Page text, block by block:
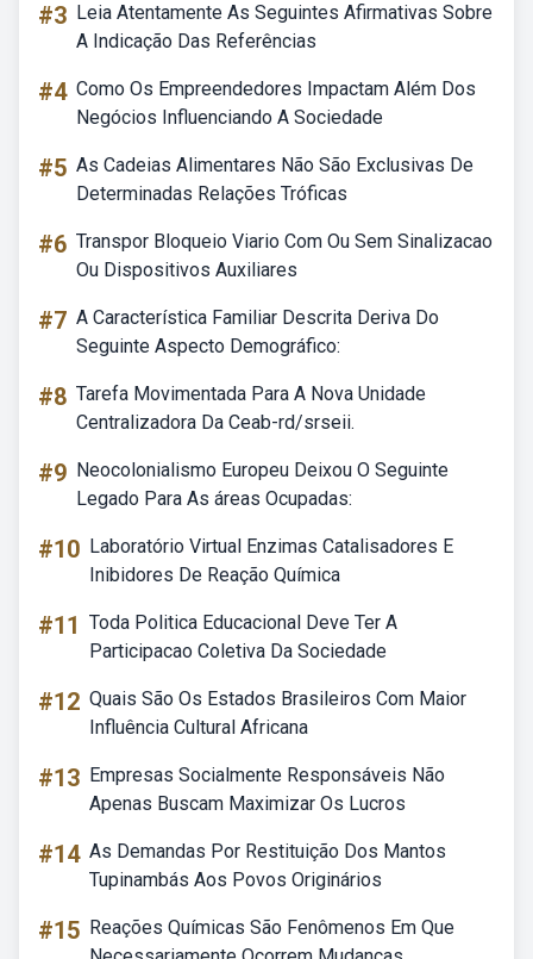
#3 Leia Atentamente As Seguintes Afirmativas Sobre
A Indicação Das Referências
#4 Como Os Empreendedores Impactam Além Dos
Negócios Influenciando A Sociedade
#5 As Cadeias Alimentares Não São Exclusivas De
Determinadas Relações Tróficas
#6 Transpor Bloqueio Viario Com Ou Sem Sinalizacao
Ou Dispositivos Auxiliares
#7 A Característica Familiar Descrita Deriva Do
Seguinte Aspecto Demográfico:
#8 Tarefa Movimentada Para A Nova Unidade
Centralizadora Da Ceab-rd/srseii.
#9 Neocolonialismo Europeu Deixou O Seguinte
Legado Para As áreas Ocupadas:
#10 Laboratório Virtual Enzimas Catalisadores E
Inibidores De Reação Química
#11 Toda Politica Educacional Deve Ter A
Participacao Coletiva Da Sociedade
#12 Quais São Os Estados Brasileiros Com Maior
Influência Cultural Africana
#13 Empresas Socialmente Responsáveis Não
Apenas Buscam Maximizar Os Lucros
#14 As Demandas Por Restituição Dos Mantos
Tupinambás Aos Povos Originários
#15 Reações Químicas São Fenômenos Em Que